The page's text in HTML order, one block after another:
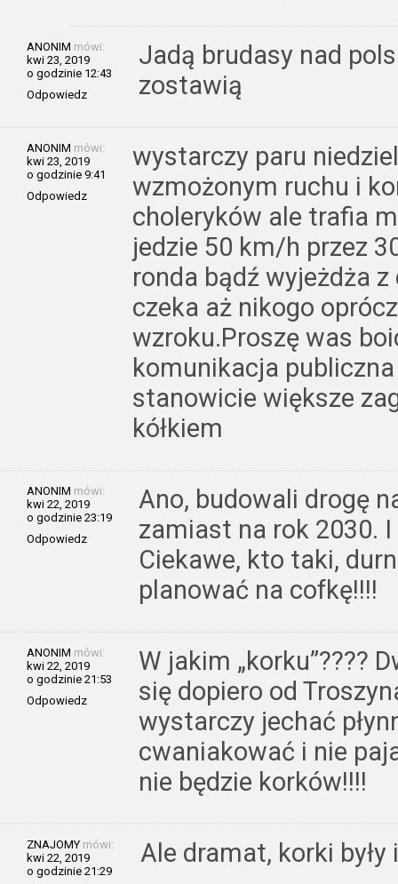
ANONIM mówi:
kwi 23, 2019
o godzinie 12:43
Odpowiedz
Jadą brudasy nad
zostawią
ANONIM mówi:
kwi 23, 2019
o godzinie 9:41
Odpowiedz
wystarczy paru
wzmożonym ruchu i
choleryków ale trafia
jedzie 50 km/h przez
ronda bądź wyjeżdża
czeka aż nikogo
wzroku.Proszę was
komunikacja
stanowicie większe
kółkiem
ANONIM mówi:
kwi 22, 2019
o godzinie 23:19
Odpowiedz
Ano, budowali drogę
zamiast na rok 2030.
Ciekawe, kto taki,
planować na cofkę!!!!
ANONIM mówi:
kwi 22, 2019
o godzinie 21:53
Odpowiedz
W jakim „korku”????
się dopiero od
wystarczy jechać
cwaniakować i nie
nie będzie korków!!!!
ZNAJOMY mówi:
kwi 22, 2019
o godzinie 21:29
Ale dramat, korki były